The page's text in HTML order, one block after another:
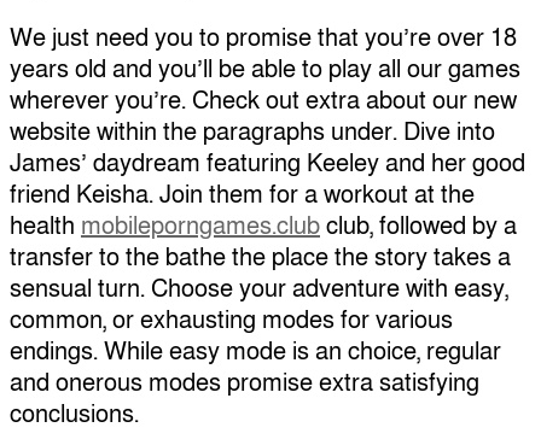
We just need you to promise that you’re over 18
years old and you’ll be able to play all our games
wherever you’re. Check out extra about our new
website within the paragraphs under. Dive into
James’ daydream featuring Keeley and her good
friend Keisha. Join them for a workout at the
health mobileporngames.clubclub, followed by a
transfer to the bathe the place the story takes a
sensual turn. Choose your adventure with easy,
common, or exhausting modes for various
endings. While easy mode is an choice, regular
and onerous modes promise extra satisfying
conclusions.